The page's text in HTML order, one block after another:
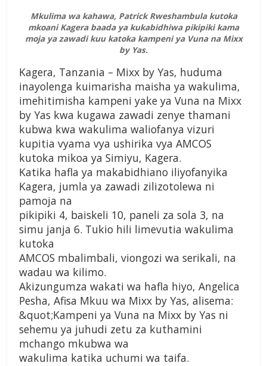
Mkulima wa kahawa, Patrick Rweshambula kutoka
mkoani Kagera baada ya kukabidhiwa pikipiki kama
moja ya zawadi kuu katoka kampeni ya Vuna na Mixx
by Yas.
Kagera, Tanzania – Mixx by Yas, huduma
inayolenga kuimarisha maisha ya wakulima,
imehitimisha kampeni yake ya Vuna na Mixx
by Yas kwa kugawa zawadi zenye thamani
kubwa kwa wakulima waliofanya vizuri
kupitia vyama vya ushirika vya AMCOS
kutoka mikoa ya Simiyu, Kagera.
Katika hafla ya makabidhiano iliyofanyika
Kagera, jumla ya zawadi zilizotolewa ni
pamoja na
pikipiki 4, baiskeli 10, paneli za sola 3, na
simu janja 6. Tukio hili limevutia wakulima
kutoka
AMCOS mbalimbali, viongozi wa serikali, na
wadau wa kilimo.
Akizungumza wakati wa hafla hiyo, Angelica
Pesha, Afisa Mkuu wa Mixx by Yas, alisema:
&quot;Kampeni ya Vuna na Mixx by Yas ni
sehemu ya juhudi zetu za kuthamini
mchango mkubwa wa
wakulima katika uchumi wa taifa.